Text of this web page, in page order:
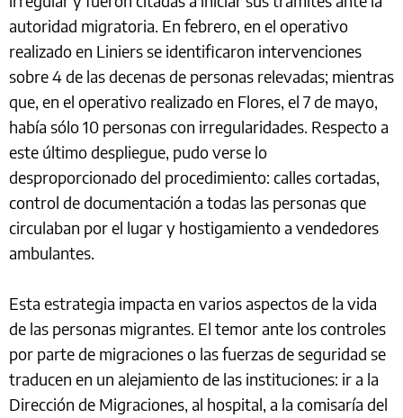
autoridad migratoria. En febrero, en el operativo
realizado en Liniers se identificaron intervenciones
sobre 4 de las decenas de personas relevadas; mientras
que, en el operativo realizado en Flores, el 7 de mayo,
había sólo 10 personas con irregularidades. Respecto a
este último despliegue, pudo verse lo
desproporcionado del procedimiento: calles cortadas,
control de documentación a todas las personas que
circulaban por el lugar y hostigamiento a vendedores
ambulantes.
Esta estrategia impacta en varios aspectos de la vida
de las personas migrantes. El temor ante los controles
por parte de migraciones o las fuerzas de seguridad se
traducen en un alejamiento de las instituciones: ir a la
Dirección de Migraciones, al hospital, a la comisaría del